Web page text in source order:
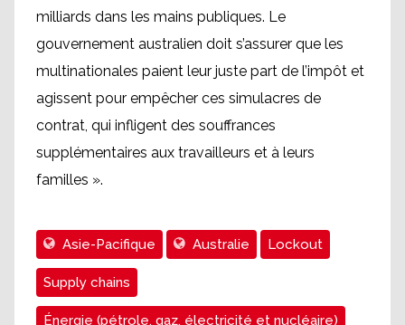
milliards dans les mains publiques. Le
gouvernement australien doit s’assurer que les
multinationales paient leur juste part de l’impôt et
agissent pour empêcher ces simulacres de
contrat, qui infligent des souffrances
supplémentaires aux travailleurs et à leurs
familles ».
Asie-Pacifique Australie Lockout
Supply chains
Énergie (pétrole, gaz, électricité et nucléaire)